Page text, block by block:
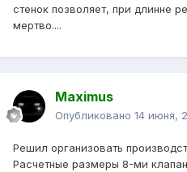
стенок позволяет, при длинне
мертво....
Maximus
Опубликовано 14 июня,
Решил организовать
Расчетные размеры 8-ми